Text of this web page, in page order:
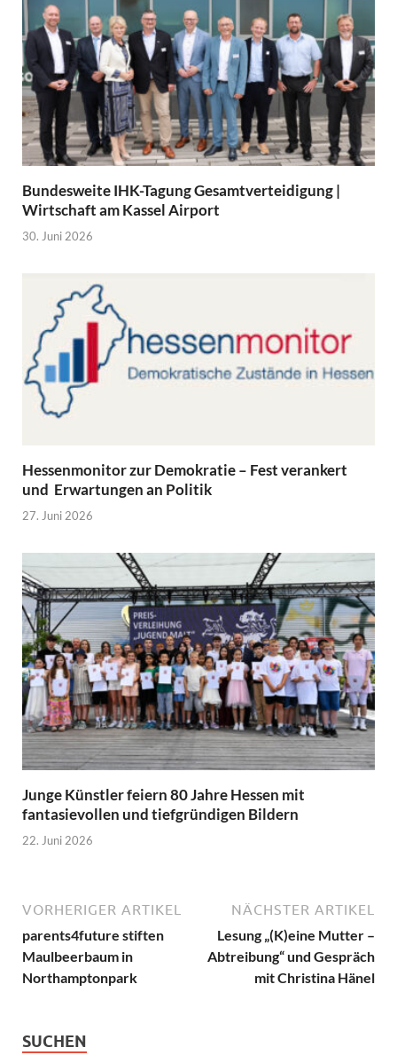
Bundesweite IHK-Tagung Gesamtverteidigung |
Wirtschaft am Kassel Airport
30. Juni 2026
Hessenmonitor zur Demokratie – Fest verankert
und Erwartungen an Politik
27. Juni 2026
Junge Künstler feiern 80 Jahre Hessen mit
fantasievollen und tiefgründigen Bildern
22. Juni 2026
VORHERIGER ARTIKEL
parents4future stiften
Maulbeerbaum in
Northamptonpark
NÄCHSTER ARTIKEL
Lesung „(K)eine Mutter –
Abtreibung“ und Gespräch
mit Christina Hänel
SUCHEN